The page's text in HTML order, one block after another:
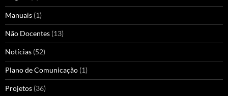
Manuais (1)
Não Docentes (13)
Notícias (52)
Plano de Comunicação (1)
Projetos (36)